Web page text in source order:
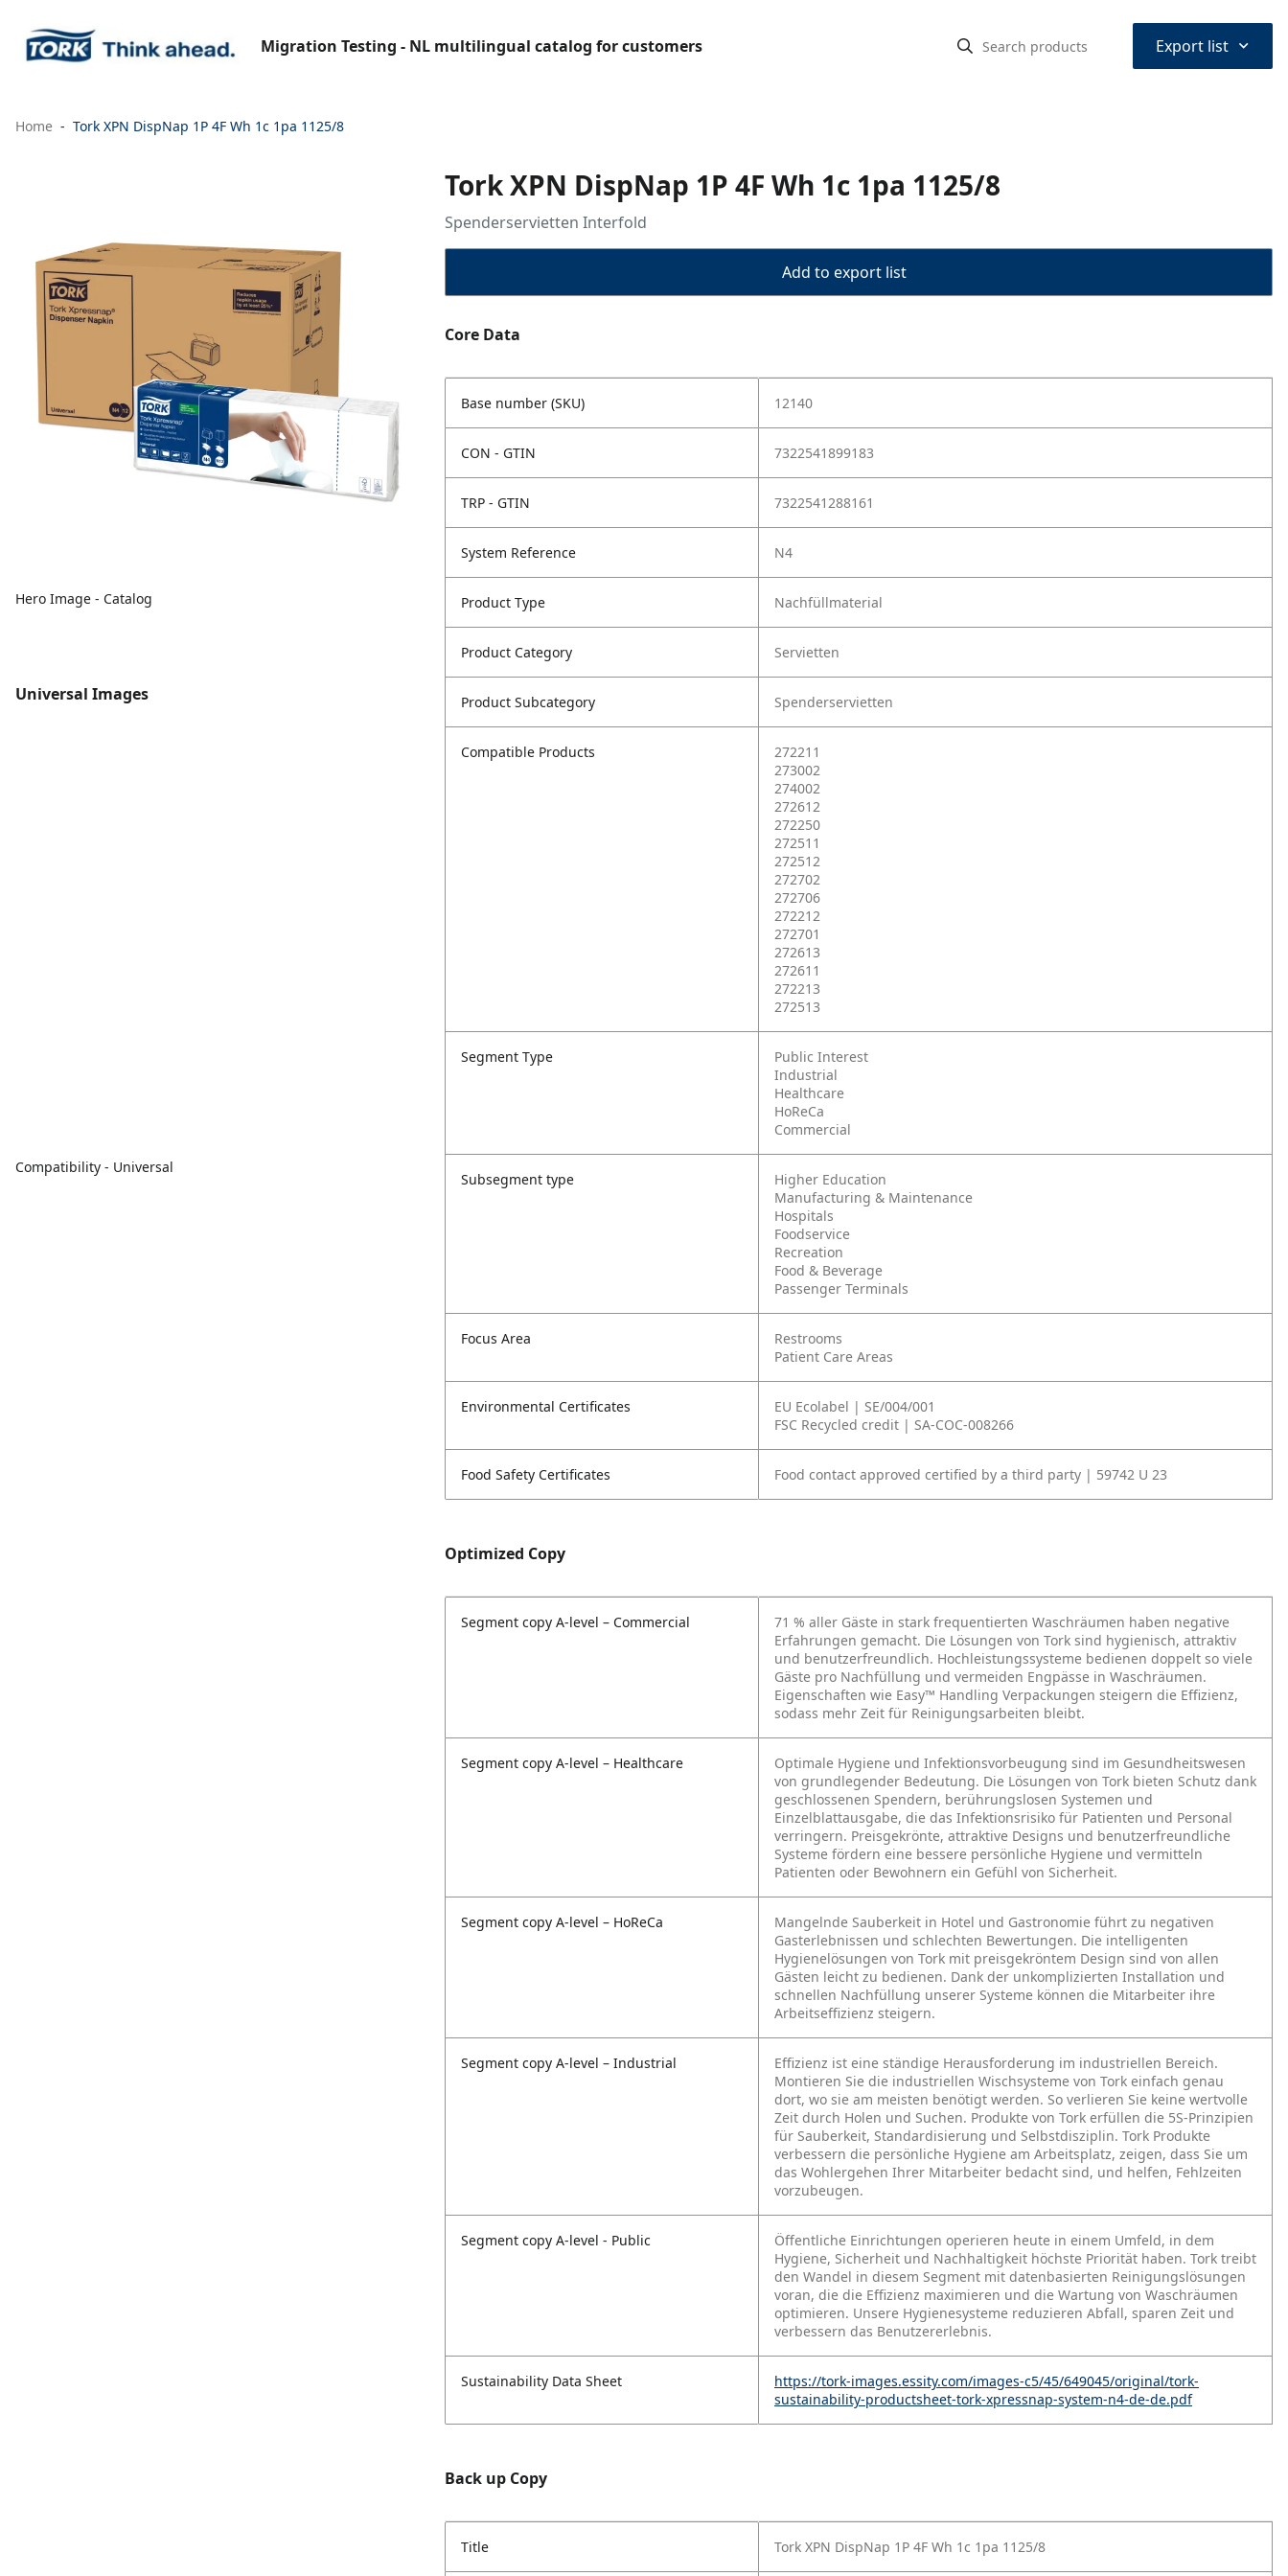
Migration Testing - NL multilingual catalog for customers Export list ⌃
Home Tork XPN DispNap 1P 4F Wh 1c 1pa 1125/8
Hero Image - Catalog
Universal Images
Compatibility - Universal
Tork XPN DispNap 1P 4F Wh 1c 1pa 1125/8
Spenderservietten Interfold
Add to export list
Core Data
Base number (SKU) 12140
CON - GTIN 7322541899183
TRP - GTIN 7322541288161
System Reference N4
Product Type Nachfüllmaterial
Product Category Servietten
Product Subcategory Spenderservietten
Compatible Products
272211
273002
274002
272612
272250
272511
272512
272702
272706
272212
272701
272613
272611
272213
272513
Segment Type
Public Interest
Industrial
Healthcare
HoReCa
Commercial
Subsegment type
Higher Education
Manufacturing & Maintenance
Hospitals
Foodservice
Recreation
Food & Beverage
Passenger Terminals
Focus Area
Restrooms
Patient Care Areas
Environmental Certificates
EU Ecolabel | SE/004/001
FSC Recycled credit | SA-COC-008266
Food Safety Certificates Food contact approved certified by a third party | 59742 U 23
Optimized Copy
Segment copy A-level – Commercial
71 % aller Gäste in stark frequentierten Waschräumen haben negative
Erfahrungen gemacht. Die Lösungen von Tork sind hygienisch, attraktiv
und benutzerfreundlich. Hochleistungssysteme bedienen doppelt so viele
Gäste pro Nachfüllung und vermeiden Engpässe in Waschräumen.
Eigenschaften wie Easy™ Handling Verpackungen steigern die Effizienz,
sodass mehr Zeit für Reinigungsarbeiten bleibt.
Segment copy A-level – Healthcare
Optimale Hygiene und Infektionsvorbeugung sind im Gesundheitswesen
von grundlegender Bedeutung. Die Lösungen von Tork bieten Schutz dank
geschlossenen Spendern, berührungslosen Systemen und
Einzelblattausgabe, die das Infektionsrisiko für Patienten und Personal
verringern. Preisgekrönte, attraktive Designs und benutzerfreundliche
Systeme fördern eine bessere persönliche Hygiene und vermitteln
Patienten oder Bewohnern ein Gefühl von Sicherheit.
Segment copy A-level – HoReCa
Mangelnde Sauberkeit in Hotel und Gastronomie führt zu negativen
Gasterlebnissen und schlechten Bewertungen. Die intelligenten
Hygienelösungen von Tork mit preisgekröntem Design sind von allen
Gästen leicht zu bedienen. Dank der unkomplizierten Installation und
schnellen Nachfüllung unserer Systeme können die Mitarbeiter ihre
Arbeitseffizienz steigern.
Segment copy A-level – Industrial
Effizienz ist eine ständige Herausforderung im industriellen Bereich.
Montieren Sie die industriellen Wischsysteme von Tork einfach genau
dort, wo sie am meisten benötigt werden. So verlieren Sie keine wertvolle
Zeit durch Holen und Suchen. Produkte von Tork erfüllen die 5S-Prinzipien
für Sauberkeit, Standardisierung und Selbstdisziplin. Tork Produkte
verbessern die persönliche Hygiene am Arbeitsplatz, zeigen, dass Sie um
das Wohlergehen Ihrer Mitarbeiter bedacht sind, und helfen, Fehlzeiten
vorzubeugen.
Segment copy A-level - Public
Öffentliche Einrichtungen operieren heute in einem Umfeld, in dem
Hygiene, Sicherheit und Nachhaltigkeit höchste Priorität haben. Tork treibt
den Wandel in diesem Segment mit datenbasierten Reinigungslösungen
voran, die die Effizienz maximieren und die Wartung von Waschräumen
optimieren. Unsere Hygienesysteme reduzieren Abfall, sparen Zeit und
verbessern das Benutzererlebnis.
Sustainability Data Sheet
https://tork-images.essity.com/images-c5/45/649045/original/tork-
sustainability-productsheet-tork-xpressnap-system-n4-de-de.pdf
Back up Copy
Title Tork XPN DispNap 1P 4F Wh 1c 1pa 1125/8